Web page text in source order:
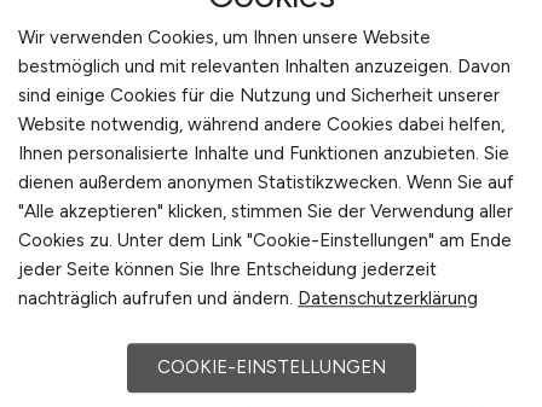
unterstützen Sie bei der Gestaltung Ihrer
Anzeige, der Auswahl des passenden
Produktpakets und der Integration in Ihr
Employer Branding. Durch unsere
Spezialisierung verstehen wir nicht nur
Vertriebsprofile – wir sprechen auch die
Sprache der Technik: von Steuerungstechnik
über Maschinenbau bis zur Industrieelektronik.
Mit Zusatzmodulen wie Sponsored Listings,
Kampagnen erhöhen Sie gezielt die
Sichtbarkeit Ihrer Anzeigen – bei genau den
Wir verwenden Cookies, um Ihnen unsere Website
bestmöglich und mit relevanten Inhalten anzuzeigen. Davon
sind einige Cookies für die Nutzung und Sicherheit unserer
Website notwendig, während andere Cookies dabei helfen,
Ihnen personalisierte Inhalte und Funktionen anzubieten. Sie
dienen außerdem anonymen Statistikzwecken. Wenn Sie auf
"Alle akzeptieren" klicken, stimmen Sie der Verwendung aller
Cookies zu. Unter dem Link "Cookie-Einstellungen" am Ende
jeder Seite können Sie Ihre Entscheidung jederzeit
nachträglich aufrufen und ändern. Datenschutzerklärung
COOKIE-EINSTELLUNGEN